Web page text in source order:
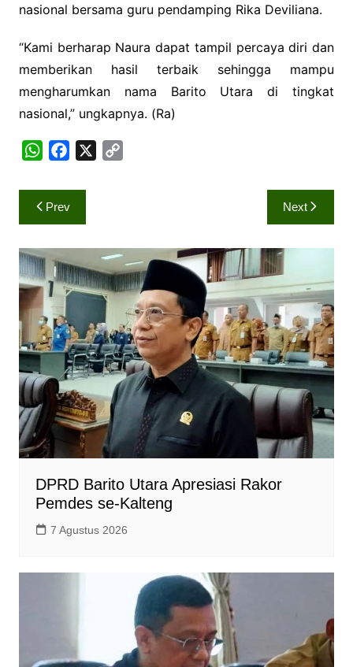
nasional bersama guru pendamping Rika Deviliana.
“Kami berharap Naura dapat tampil percaya diri dan
memberikan hasil terbaik sehingga mampu
mengharumkan nama Barito Utara di tingkat
nasional,” ungkapnya. (Ra)
W
a
t
A
p
p
c
e
o
o
k
i
n
k
Navigasi
pos
Prev Next
DPRD Barito Utara Apresiasi Rakor
Pemdes se-Kalteng
7 Agustus 2026